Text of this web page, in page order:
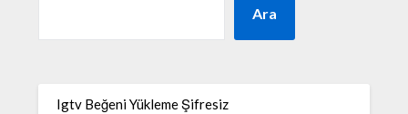
Ara
Igtv Beğeni Yükleme Şifresiz